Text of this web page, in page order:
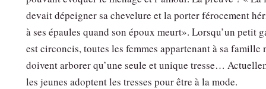
devait dépeigner sa chevelure et la porter férocement
à ses épaules quand son époux meurt». Lorsqu’un petit
est circoncis, toutes les femmes appartenant à sa famille
doivent arborer qu’une seule et unique tresse…
les jeunes adoptent les tresses pour être à la mode.